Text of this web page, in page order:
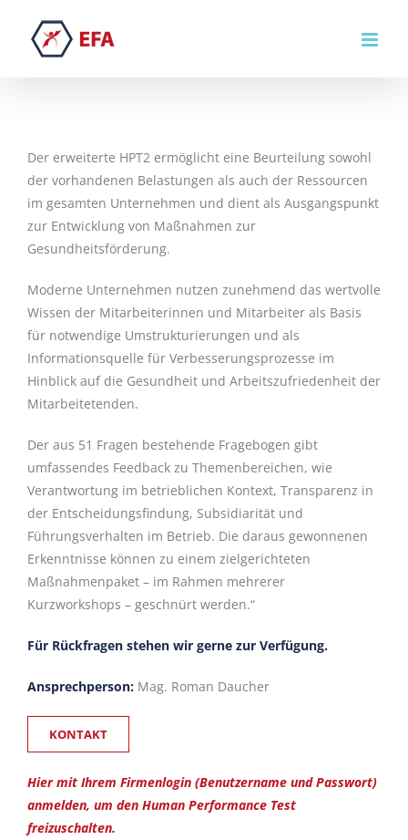
Inhalt
springen
Der erweiterte HPT2 ermöglicht eine Beurteilung sowohl
der vorhandenen Belastungen als auch der Ressourcen
im gesamten Unternehmen und dient als Ausgangspunkt
zur Entwicklung von Maßnahmen zur
Gesundheitsförderung.
Moderne Unternehmen nutzen zunehmend das wertvolle
Wissen der Mitarbeiterinnen und Mitarbeiter als Basis
für notwendige Umstrukturierungen und als
Informationsquelle für Verbesserungsprozesse im
Hinblick auf die Gesundheit und Arbeitszufriedenheit der
Mitarbeitetenden.
Der aus 51 Fragen bestehende Fragebogen gibt
umfassendes Feedback zu Themenbereichen, wie
Verantwortung im betrieblichen Kontext, Transparenz in
der Entscheidungsfindung, Subsidiarität und
Führungsverhalten im Betrieb. Die daraus gewonnenen
Erkenntnisse können zu einem zielgerichteten
Maßnahmenpaket – im Rahmen mehrerer
Kurzworkshops – geschnürt werden.“
Für Rückfragen stehen wir gerne zur Verfügung.
Ansprechperson: Mag. Roman Daucher
KONTAKT
Hier mit Ihrem Firmenlogin (Benutzername und Passwort)
anmelden, um den Human Performance Test
freizuschalten.